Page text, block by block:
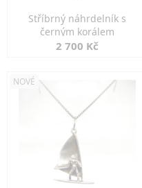
Stříbrný náhrdelník s
černým korálem
2 700 Kč
NOVÉ